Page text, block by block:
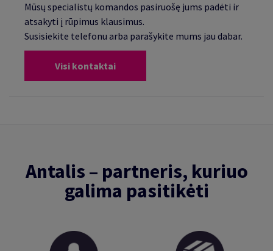
Mūsų specialistų komandos pasiruošę jums padėti ir
atsakyti į rūpimus klausimus.
Susisiekite telefonu arba parašykite mums jau dabar.
Visi kontaktai
Antalis – partneris, kuriuo
galima pasitikėti